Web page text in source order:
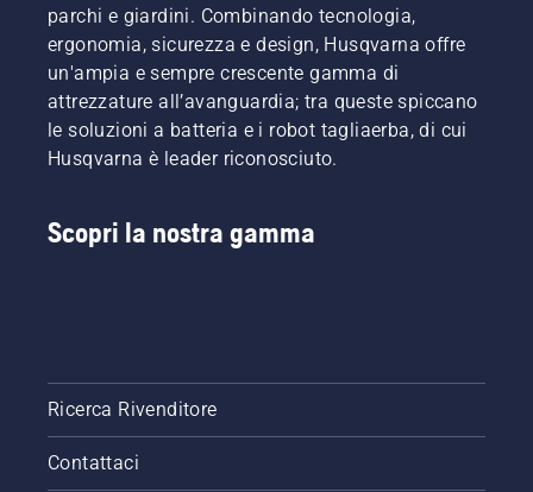
parchi e giardini. Combinando tecnologia,
ergonomia, sicurezza e design, Husqvarna offre
un'ampia e sempre crescente gamma di
attrezzature all’avanguardia; tra queste spiccano
le soluzioni a batteria e i robot tagliaerba, di cui
Husqvarna è leader riconosciuto.
Scopri la nostra gamma
Ricerca Rivenditore
Contattaci